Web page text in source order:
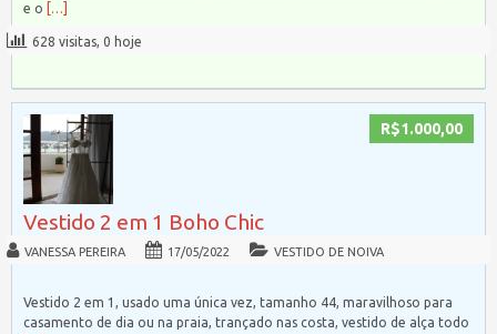
e o
[…]
628 visitas, 0 hoje
R$1.000,00
Vestido 2 em 1 Boho Chic
VANESSA PEREIRA 17/05/2022 VESTIDO DE NOIVA
Vestido 2 em 1, usado uma única vez, tamanho 44, maravilhoso para
casamento de dia ou na praia, trançado nas costa, vestido de alça todo